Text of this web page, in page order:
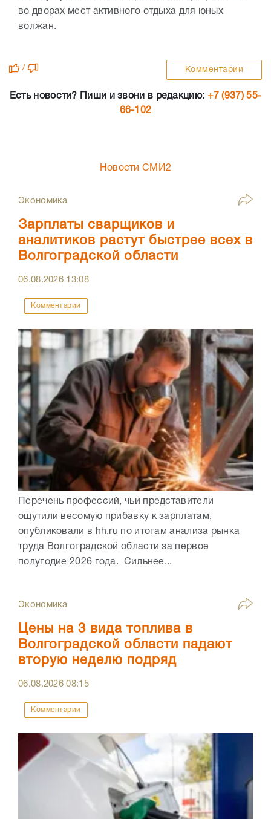
во дворах мест активного отдыха для юных
волжан.
/ Комментарии
Есть новости? Пиши и звони в редакцию: +7 (937) 55-
66-102
Новости СМИ2
Экономика
Зарплаты сварщиков и
аналитиков растут быстрее всех в
Волгоградской области
06.08.2026 13:08
Комментарии
Перечень профессий, чьи представители
ощутили весомую прибавку к зарплатам,
опубликовали в hh.ru по итогам анализа рынка
труда Волгоградской области за первое
полугодие 2026 года. Сильнее...
Экономика
Цены на 3 вида топлива в
Волгоградской области падают
вторую неделю подряд
06.08.202608:15
Комментарии